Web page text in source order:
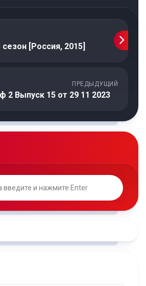
[Россия, 2015]
ПРЕДЫДУЩИЙ
2 Выпуск 15 от 29 11 2023